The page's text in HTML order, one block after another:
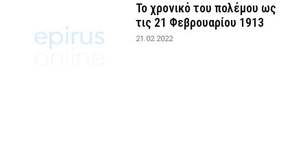
Το χρονικό του πολέμου ως
τις 21 Φεβρουαρίου 1913
21.02.2022